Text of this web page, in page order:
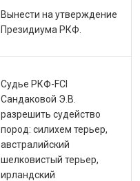
Вынести на утверждение
Президиума РКФ.
Судье РКФ-FCI
Сандаковой Э.В.
разрешить судейство
пород: силихем терьер,
австралийский
шелковистый терьер,
ирландский